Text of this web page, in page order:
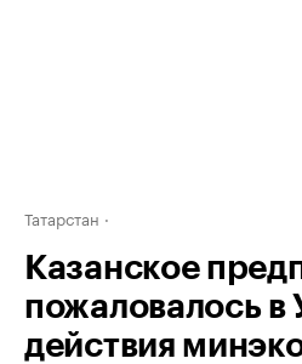
Татарстан
Казанское
пожаловалось
действия